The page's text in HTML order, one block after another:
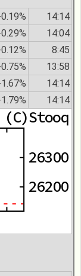
14:14
14:04
8:45
13:58
14:14
14:14